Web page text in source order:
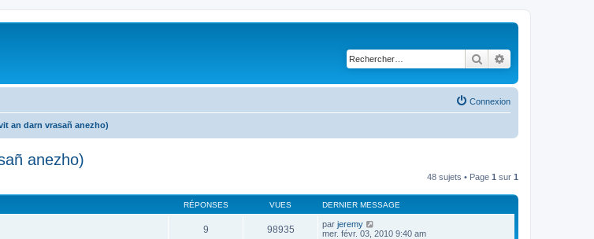
Rechercher
Connexion
an darn vrasañ anezho)
anezho)
48 sujets • Page 1 sur 1
RÉPONSES VUES DERNIER MESSAGE
9 98935 par jeremy
mer. févr. 03, 2010 9:40 am